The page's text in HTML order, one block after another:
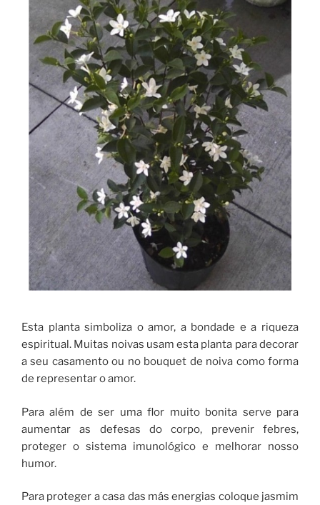
Esta planta simboliza o amor, a bondade e a riqueza
espiritual. Muitas noivas usam esta planta para decorar
a seu casamento ou no bouquet de noiva como forma
de representar o amor.
Para além de ser uma flor muito bonita serve para
aumentar as defesas do corpo, prevenir febres,
proteger o sistema imunológico e melhorar nosso
humor.
Para proteger a casa das más energias coloque jasmim